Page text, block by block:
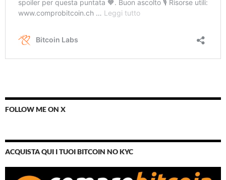
FOLLOW ME ON X
ACQUISTA QUI I TUOI BITCOIN NO KYC